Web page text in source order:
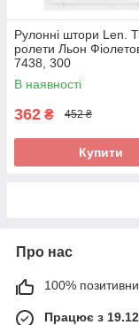
Рулонні штори Len.
ролети Льон
7438, 300
В наявності
362 ₴ 452 ₴
Купити
Про нас
100%
Працює з